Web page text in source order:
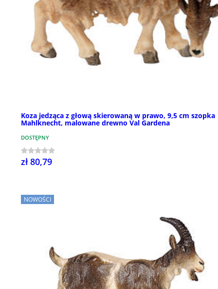
Koza jedząca z głową skierowaną w prawo, 9,5 cm szopka
Mahlknecht, malowane drewno Val Gardena
DOSTĘPNY
zł 80,79
NOWOŚCI